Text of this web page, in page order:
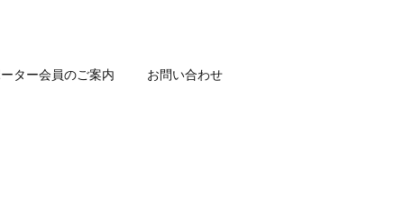
ター会員のご案内 お問い合わせ